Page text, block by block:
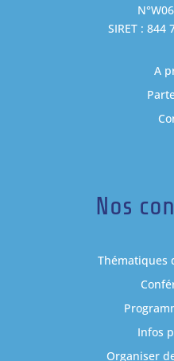
SIRET : 844
A
Nos
Thématiques
Infos
Organiser